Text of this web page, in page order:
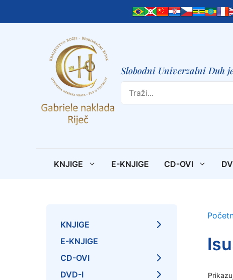
Slobodni Univerzalni Duh
Search
KNJIGE E-KNJIGE CD-OVI
KNJIGE
E-KNJIGE
CD-OVI
DVD-I